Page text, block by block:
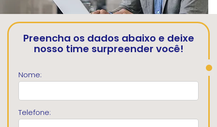
Preencha os dados abaixo e deixe
nosso time surpreender você!
Nome:
Telefone: